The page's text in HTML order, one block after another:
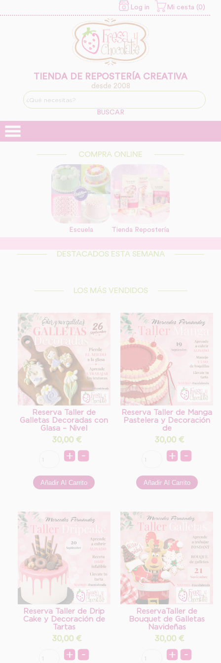
Log in Mi cesta (0)
TIENDA DE REPOSTERÍA CREATIVA
desde 2008
BUSCAR
COMPRA ONLINE
Escuela Tienda Repostería
DESTACADOS ESTA SEMANA
LOS MÁS VENDIDOS
Reserva Taller de
Galletas Decoradas con
Glasa – Nivel
30,00 €
Reserva Taller de Manga
Pastelera y Decoración
de
30,00 €
Reserva Taller de Drip
Cake y Decoración de
Tartas
30,00 €
ReservaTaller de
Bouquet de Galletas
Navideñas
30,00 €
INFORMACION SOBRE LA
PROTECCIÓN DE TUS
Legitimación:
Destinatarios:
Información adicional